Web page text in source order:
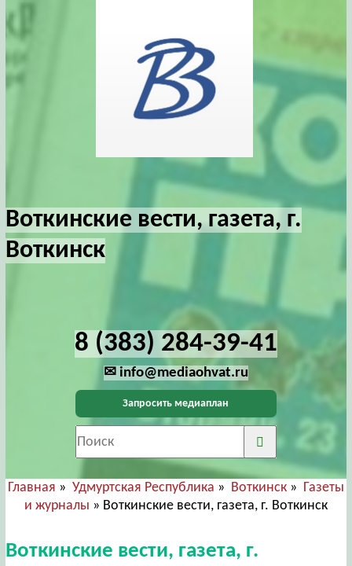
Воткинские вести, газета, г.
Воткинск
8 (383) 284-39-41
✉ info@mediaohvat.ru
Запросить медиаплан
Главная » Удмуртская Республика » Воткинск» Газеты
и журналы » Воткинские вести, газета, г. Воткинск
Воткинские вести, газета, г.